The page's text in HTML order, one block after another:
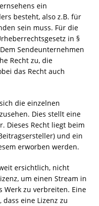
ein
besteht, also z.B. für
sein muss. Für die
in §
Sendeunternehmen
Recht zu, die
das Recht auch
die einzelnen
Dies stellt eine
Dieses Recht liegt beim
und ein
erworben werden.
ersichtlich, nicht
um einen Stream in
Werk zu verbreiten. Eine
eine Lizenz zu